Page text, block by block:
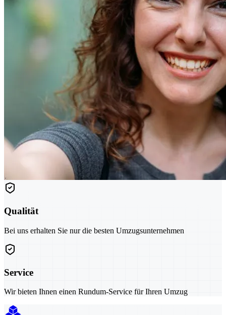
Qualität
Bei uns erhalten Sie nur die besten Umzugsunternehmen
Service
Wir bieten Ihnen einen Rundum-Service für Ihren Umzug